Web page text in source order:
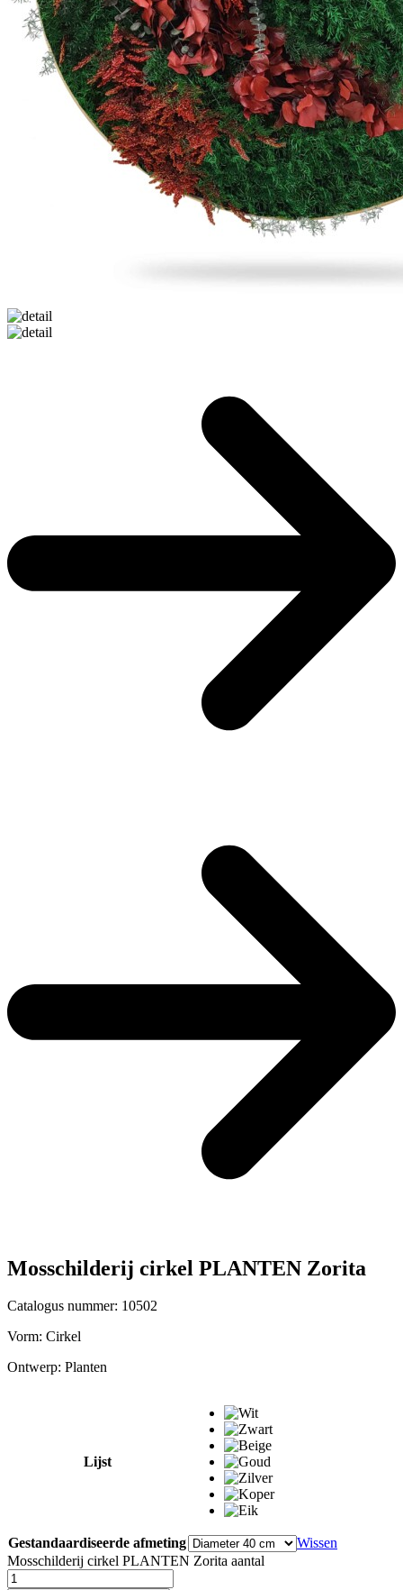
Mosschilderij cirkel PLANTEN Zorita
Catalogus nummer: 10502
Vorm: Cirkel
Ontwerp: Planten
Lijst
Gestandaardiseerde afmeting
Wissen
Mosschilderij cirkel PLANTEN Zorita aantal